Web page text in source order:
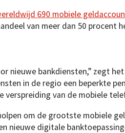
690 mobiele
van meer dan 50 procent
nieuwe bankdiensten,” zegt
in de regio een beperkte
verspreiding van de mobiele
om de grootste mobiele
nieuwe digitale